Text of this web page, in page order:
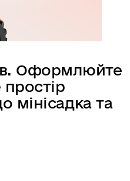
Оформлюйте
мінісадка та